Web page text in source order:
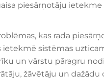
piesārņotāju
kas rada
ietekmē sistēmas
un vārstu pāragru
žāvētāju un